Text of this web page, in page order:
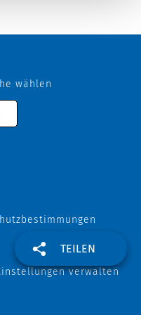
TEILEN
wählen
Track and Trace
verwalten